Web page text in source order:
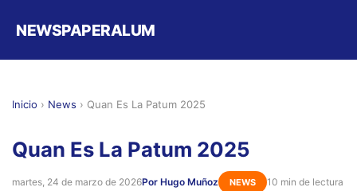
NEWSPAPERALUM
Inicio › News › Quan Es La Patum 2025
Quan Es La Patum 2025
martes, 24 de marzo de 2026Por Hugo Muñoz NEWS 10 min de lectura